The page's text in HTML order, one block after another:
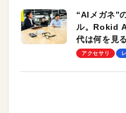
“AIメガネ”
ル。Rokid
代は何を見
授による体
アクセサリ